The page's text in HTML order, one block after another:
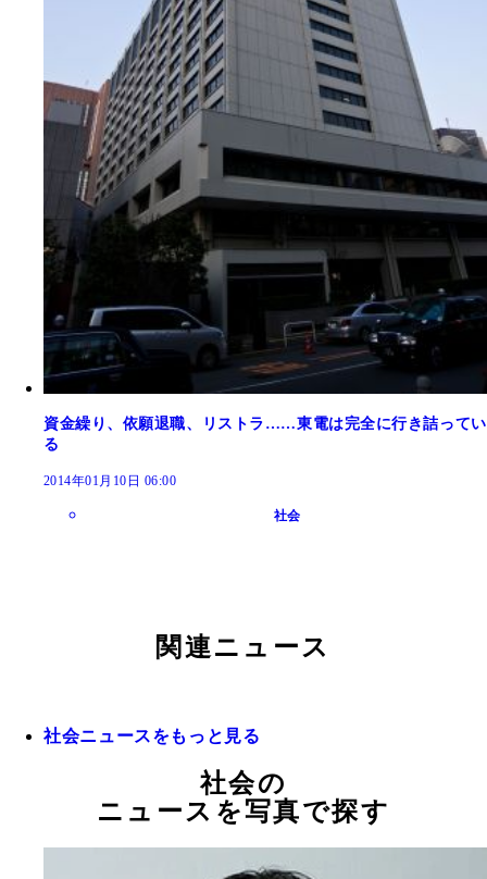
資金繰り、依願退職、リストラ……東電は完全に行き詰ってい
る
2014年01月10日 06:00
社会
関連ニュース
社会ニュースをもっと見る
社会の
ニュースを写真で探す